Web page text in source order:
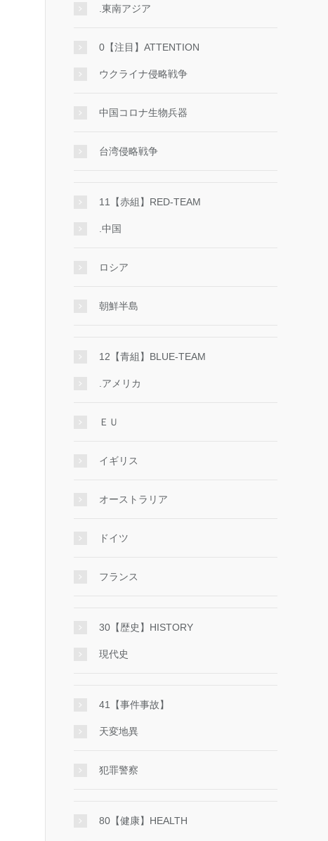
.東南アジア
0【注目】ATTENTION
ウクライナ侵略戦争
中国コロナ生物兵器
台湾侵略戦争
11【赤組】RED-TEAM
.中国
ロシア
朝鮮半島
12【青組】BLUE-TEAM
.アメリカ
ＥＵ
イギリス
オーストラリア
ドイツ
フランス
30【歴史】HISTORY
現代史
41【事件事故】
天変地異
犯罪警察
80【健康】HEALTH